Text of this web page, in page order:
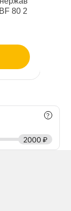
80 2
?
2000 ₽